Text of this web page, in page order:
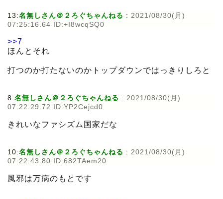
13:名無しさん＠２ろぐちゃんねる : 2021/08/30(月)
07:25:16.64 ID:+I8wcqSQ0
>>7
ほんとそれ
打つのか打たないのかトップダウンではっきりしろと
8:名無しさん＠２ろぐちゃんねる : 2021/08/30(月)
07:22:29.72 ID:YP2Cejcd0
きれいなファシズム国家だな
10:名無しさん＠２ろぐちゃんねる : 2021/08/30(月)
07:22:43.80 ID:682TAem20
風邪は万病のもとです